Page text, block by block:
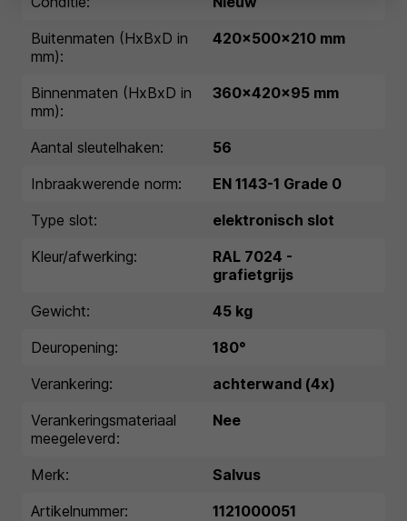
Buitenmaten (HxBxD in
mm):
420x500x210 mm
Binnenmaten (HxBxD in
mm):
360x420x95 mm
Aantal sleutelhaken:
56
Inbraakwerende norm:
EN 1143-1 Grade 0
Type slot:
elektronisch slot
Kleur/afwerking:
RAL 7024 -
grafietgrijs
Gewicht:
45 kg
Deuropening:
180°
Verankering:
achterwand (4x)
Verankeringsmateriaal
meegeleverd:
Nee
Merk:
Salvus
Artikelnummer:
1121000051